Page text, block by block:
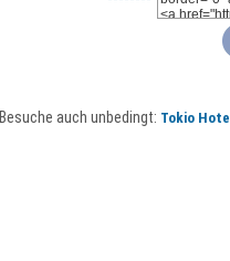
Besuche auch unbedingt: Tokio Hotel